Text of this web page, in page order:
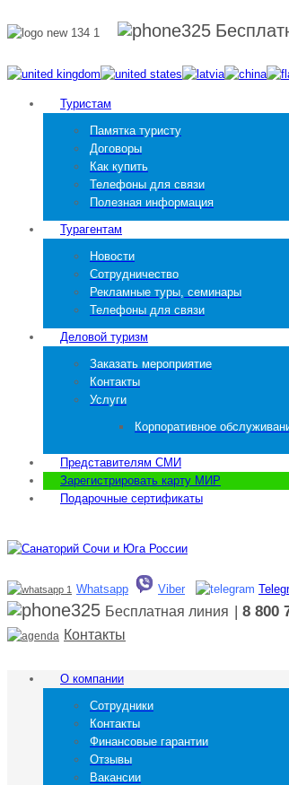
Туристам
Памятка туристу
Договоры
Как купить
Телефоны для связи
Полезная информация
Турагентам
Новости
Сотрудничество
Рекламные туры, семинары
Телефоны для связи
Деловой туризм
Заказать мероприятие
Контакты
Услуги
Корпоративное
Представителям СМИ
Зарегистрировать карту МИР
Подарочные сертификаты
Whatsapp Viber
Бесплатная линия | 8 800
Контакты
О компании
Сотрудники
Контакты
Финансовые гарантии
Отзывы
Вакансии